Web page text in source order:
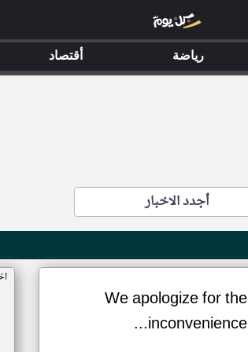
أجدد الاخبار
We apologize for the
inconvenience...
رياضة أقتصاد